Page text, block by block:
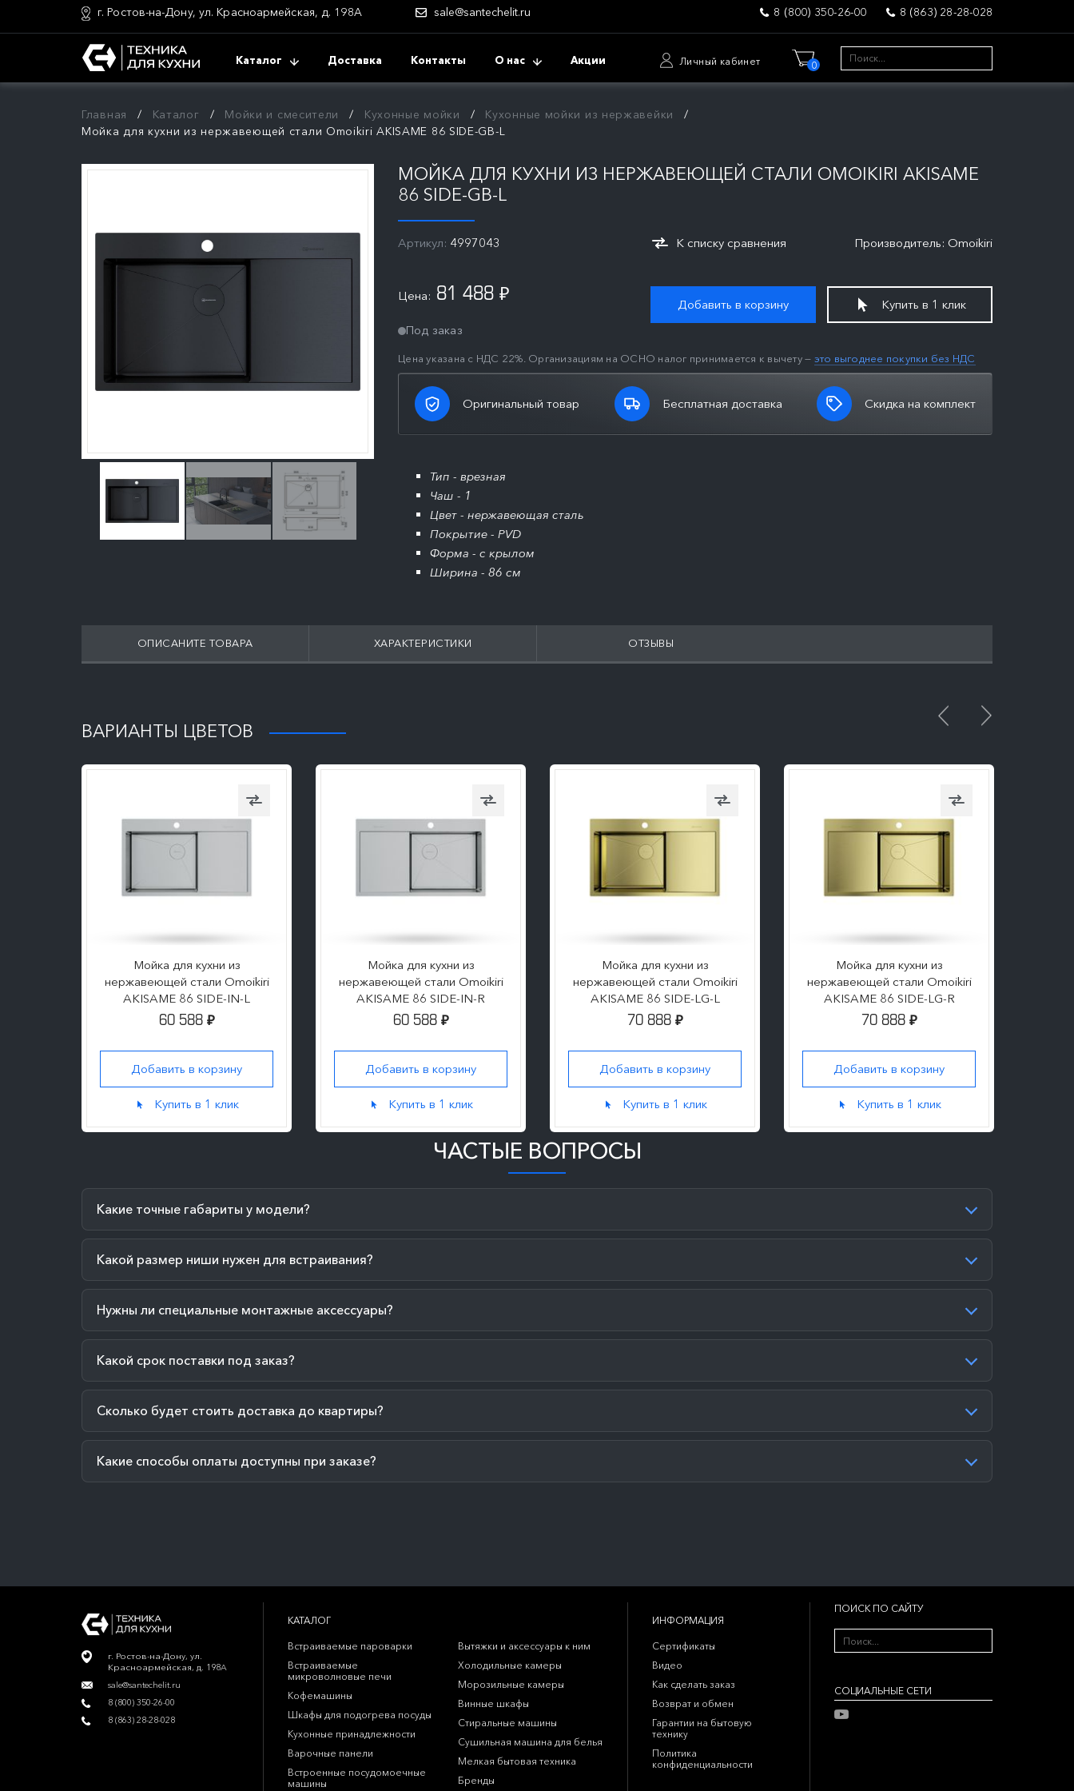
г. Ростов-на-Дону, ул. Красноармейская, д. 198А sale@santechelit.ru 8 (800) 350-26-00 8 (863) 28-28-028
Каталог Доставка Контакты О нас Акции Личный кабинет 0
Главная Каталог Мойки и смесители Кухонные мойки
Кухонные мойки из нержавейки
Мойка для кухни из нержавеющей стали Omoikiri AKISAME 86 SIDE-GB-L
МОЙКА ДЛЯ КУХНИ ИЗ НЕРЖАВЕЮЩЕЙ СТАЛИ OMOIKIRI AKISAME
86 SIDE-GB-L
Артикул: 4997043 К списку сравнения Производитель: Omoikiri
Цена: 81 488 ₽
Под заказ
Цена указана с НДС 22%. Организациям на ОСНО налог принимается к вычету — это выгоднее покупки без НДС
Добавить в корзину Купить в 1 клик
Оригинальный товар Бесплатная доставка Скидка на комплект
Тип - врезная
Чаш - 1
Цвет - нержавеющая сталь
Покрытие - PVD
Форма - с крылом
Ширина - 86 см
ОПИСАНИТЕ ТОВАРА ХАРАКТЕРИСТИКИ ОТЗЫВЫ
ВАРИАНТЫ ЦВЕТОВ
Мойка для кухни из
нержавеющей стали Omoikiri
AKISAME 86 SIDE-IN-L
60 588 ₽
Добавить в корзину
Купить в 1 клик
Мойка для кухни из
нержавеющей стали Omoikiri
AKISAME 86 SIDE-IN-R
60 588 ₽
Добавить в корзину
Купить в 1 клик
Мойка для кухни из
нержавеющей стали Omoikiri
AKISAME 86 SIDE-LG-L
70 888 ₽
Добавить в корзину
Купить в 1 клик
Мойка для кухни из
нержавеющей стали Omoikiri
AKISAME 86 SIDE-LG-R
70 888 ₽
Добавить в корзину
Купить в 1 клик
ЧАСТЫЕ ВОПРОСЫ
Какие точные габариты у модели?
Какой размер ниши нужен для встраивания?
Нужны ли специальные монтажные аксессуары?
Какой срок поставки под заказ?
Сколько будет стоить доставка до квартиры?
Какие способы оплаты доступны при заказе?
г. Ростов-на-Дону, ул.
Красноармейская, д. 198А
sale@santechelit.ru
8 (800) 350-26-00
8 (863) 28-28-028
КАТАЛОГ
Встраиваемые пароварки
Встраиваемые
микроволновые печи
Кофемашины
Шкафы для подогрева посуды
Кухонные принадлежности
Варочные панели
Встроенные посудомоечные
машины
Вытяжки и аксессуары к ним
Холодильные камеры
Морозильные камеры
Винные шкафы
Стиральные машины
Сушильная машина для белья
Мелкая бытовая техника
Бренды
ИНФОРМАЦИЯ
Сертификаты
Видео
Как сделать заказ
Возврат и обмен
Гарантии на бытовую
технику
Политика
конфиденциальности
ПОИСК ПО САЙТУ
CОЦИАЛЬНЫЕ СЕТИ